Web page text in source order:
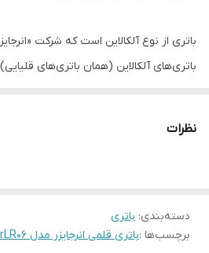
باتری از نوع آلکالاین است که شرکت
باتری‌های آلکالاین (همان باتری‌های
نظرات
دسته‌بندی: باتری
برچسب‌ها :باتری قلمی انرجایزر مدل PowerLR06